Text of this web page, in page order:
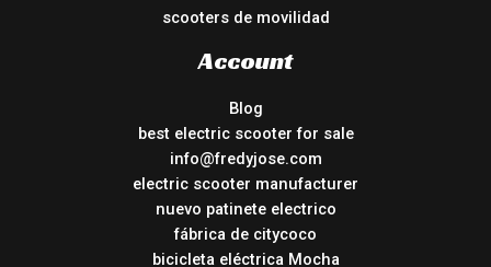
scooters de movilidad
Account
Blog
best electric scooter for sale
info@fredyjose.com
electric scooter manufacturer
nuevo patinete electrico
fábrica de citycoco
bicicleta eléctrica Mocha